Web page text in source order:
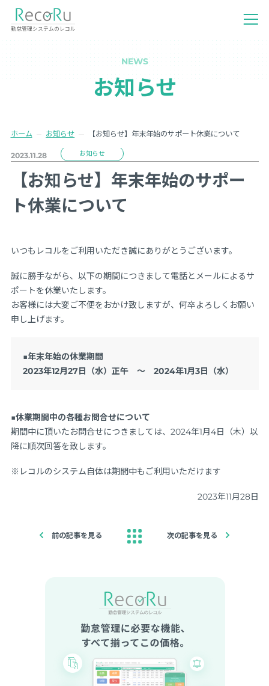
勤怠管理システムのレコル
NEWS
お知らせ
ホーム お知らせ 【お知らせ】年末年始のサポート休業について
2023.11.28 お知らせ
【お知らせ】年末年始のサポー
ト休業について
いつもレコルをご利用いただき誠にありがとうございます。
誠に勝手ながら、以下の期間につきまして電話とメールによるサ
ポートを休業いたします。
お客様には大変ご不便をおかけ致しますが、何卒よろしくお願い
申し上げます。
■年末年始の休業期間
2023年12月27日（水）正午 ～ 2024年1月3日（水）
■休業期間中の各種お問合せについて
期間中に頂いたお問合せにつきましては、2024年1月4日（木）以
降に順次回答を致します。
※レコルのシステム自体は期間中もご利用いただけます
2023年11月28日
前の記事を見る 次の記事を見る